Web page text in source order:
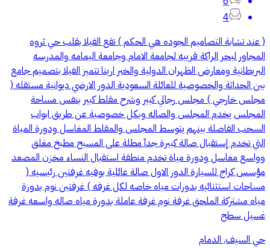
4
( عند تشابة التصاميم الجوده هي الحكم ) تقع الفيلا بقلب حي ثروه
المجاور لبحر الراكة قريبه لجامعة الامام وجامعة اليمامه والمدرسه
البريطانية ومعارض الظهران الدولية والخبر ارينا تتميز الفيلا بتصميم جامع
بين الحداثة والخصوصية للعائلة السعودية الدور الارضي ديوانية مستقله (
مجلس خارجي ) مجلس رجالي كبير وشرح مقلط كبير بنفس مساحة
المجلس يخدم المجلس والصاله وبكل خصوصية عن طريق ابواب
السحب الفاصلة بينهم يتوسط المجلس والمقلط المغاسل ودورة المياة
التي تخدم إستقبال صالة كبيرة جدآ مطلة على المسبح مطبخ مغلق
وواسع مغاسل ودورة مياة تخدم منطقة استقبال النساء مخزن المصعد
مؤسس كراج للسيارة الدور الاول صالة عائلية بوفيه غرفتين رئيسيه (
مساحات استثنائيه بدورات مياه خاصه لكل غرفه ) غرفتين نوم بدورة
مياه مشتركة الملحق غرفة نوم غرفة عاملة بدورة مياه صاله واسعه غرفة
غسيل سطح
حي السيف, الدمام